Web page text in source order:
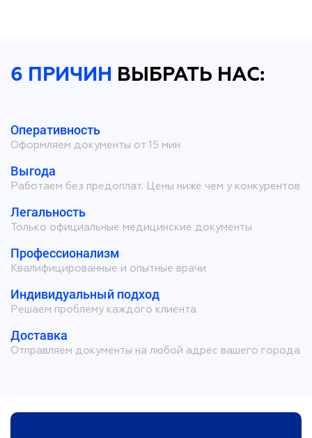
6 ПРИЧИН ВЫБРАТЬ НАС:
Оперативность
Оформляем документы от 15 мин
Выгода
Работаем без предоплат. Цены ниже чем у конкурентов
Легальность
Только официальные медицинские документы
Профессионализм
Квалифицированные и опытные врачи
Индивидуальный подход
Решаем проблему каждого клиента
Доставка
Отправляем документы на любой адрес вашего города